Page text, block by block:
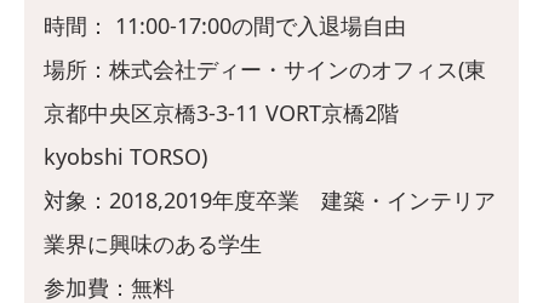
時間： 11:00-17:00の間で入退場自由
場所：株式会社ディー・サインのオフィス(東
京都中央区京橋3-3-11 VORT京橋2階
kyobshi TORSO)
対象：2018,2019年度卒業 建築・インテリア
業界に興味のある学生
参加費：無料